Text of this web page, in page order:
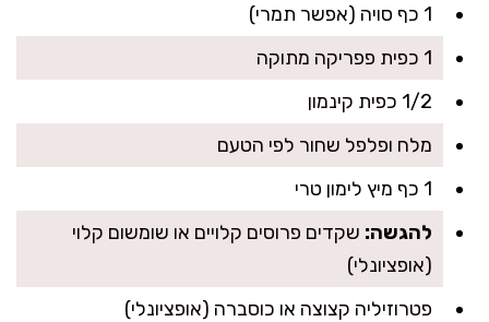
1 כף סויה (אפשר תמרי)
1 כפית פפריקה מתוקה
1/2 כפית קינמון
מלח ופלפל שחור לפי הטעם
1 כף מיץ לימון טרי
להגשה: שקדים פרוסים קלויים או שומשום קלוי
(אופציונלי)
פטרוזיליה קצוצה או כוסברה (אופציונלי)